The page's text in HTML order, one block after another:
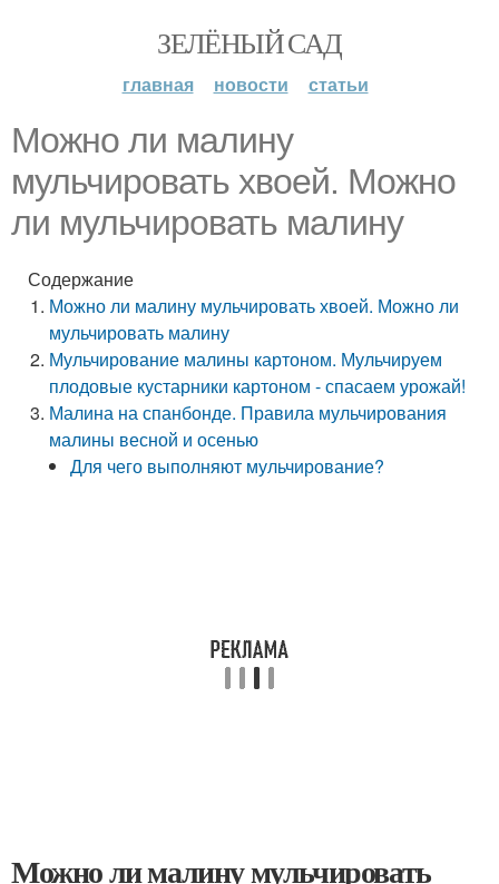
ЗЕЛЁНЫЙ САД
главная новости статьи
Можно ли малину
мульчировать хвоей. Можно
ли мульчировать малину
Содержание
Можно ли малину мульчировать хвоей. Можно ли
мульчировать малину
Мульчирование малины картоном. Мульчируем
плодовые кустарники картоном - спасаем урожай!
Малина на спанбонде. Правила мульчирования
малины весной и осенью
Для чего выполняют мульчирование?
Можно ли малину мульчировать